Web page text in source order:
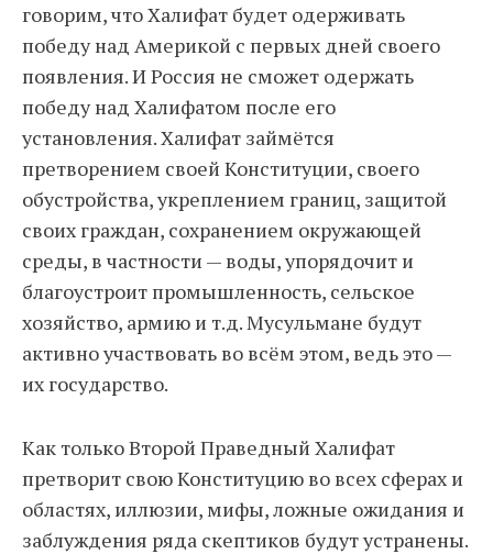
говорим, что Халифат будет одерживать
победу над Америкой с первых дней своего
появления. И Россия не сможет одержать
победу над Халифатом после его
установления. Халифат займётся
претворением своей Конституции, своего
обустройства, укреплением границ, защитой
своих граждан, сохранением окружающей
среды, в частности — воды, упорядочит и
благоустроит промышленность, сельское
хозяйство, армию и т.д. Мусульмане будут
активно участвовать во всём этом, ведь это —
их государство.
Как только Второй Праведный Халифат
претворит свою Конституцию во всех сферах и
областях, иллюзии, мифы, ложные ожидания и
заблуждения ряда скептиков будут устранены.